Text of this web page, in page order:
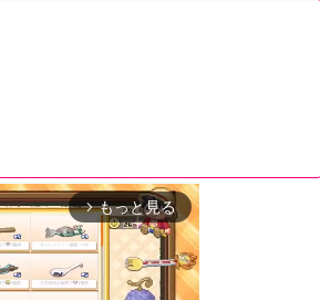
arrow_forward_ios もっと見る